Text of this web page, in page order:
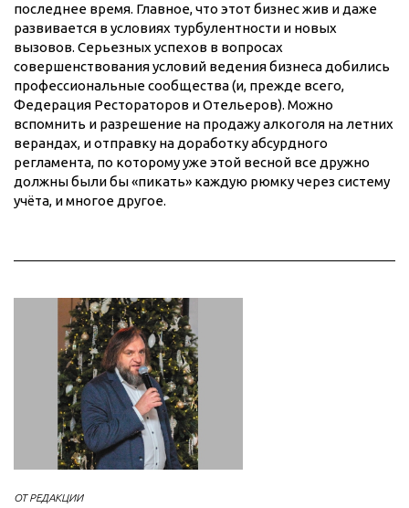
последнее время. Главное, что этот бизнес жив и даже
развивается в условиях турбулентности и новых
вызовов. Серьезных успехов в вопросах
совершенствования условий ведения бизнеса добились
профессиональные сообщества (и, прежде всего,
Федерация Рестораторов и Отельеров). Можно
вспомнить и разрешение на продажу алкоголя на летних
верандах, и отправку на доработку абсурдного
регламента, по которому уже этой весной все дружно
должны были бы «пикать» каждую рюмку через систему
учёта, и многое другое.
ОТ РЕДАКЦИИ